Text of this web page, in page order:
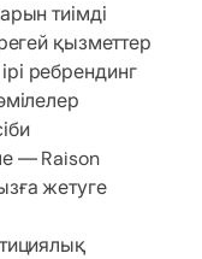
тиімді
қызметтер
ребрендинг
— Raison
жетуге